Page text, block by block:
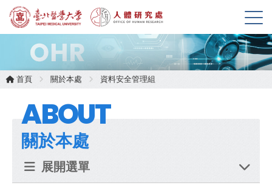
展
開
選
單
首頁 關於本處 資料安全管理組
ABOUT
關於本處
展開選單